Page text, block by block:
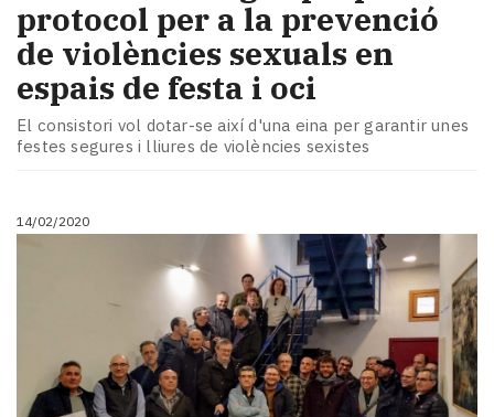
protocol per a la prevenció
de violències sexuals en
espais de festa i oci
El consistori vol dotar-se així d'una eina per garantir unes
festes segures i lliures de violències sexistes
14/02/2020